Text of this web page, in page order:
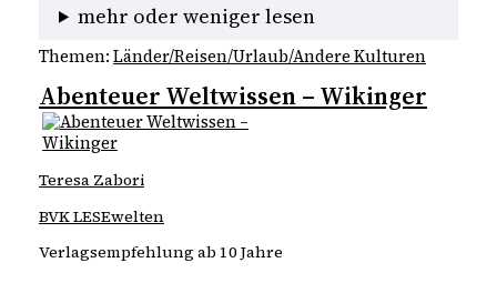
mehr oder weniger lesen
Themen: Länder/Reisen/Urlaub/Andere Kulturen
Abenteuer Weltwissen – Wikinger
Teresa Zabori
BVK LESEwelten
Verlagsempfehlung ab 10 Jahre